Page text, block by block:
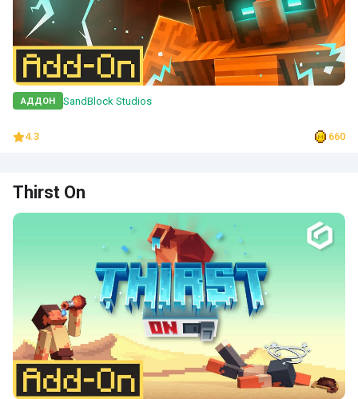
АДДОН SandBlock Studios
4.3 660
Thirst On